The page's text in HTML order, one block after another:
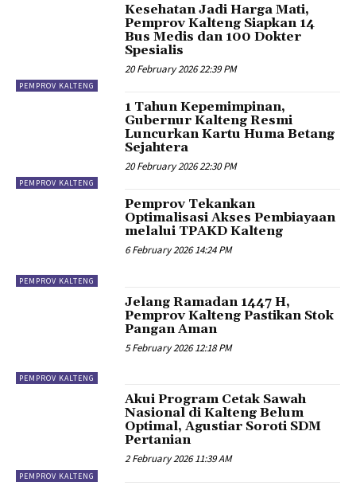
PEMPROV KALTENG
Kesehatan Jadi Harga Mati,
Pemprov Kalteng Siapkan 14
Bus Medis dan 100 Dokter
Spesialis
20 February 2026 22:39 PM
PEMPROV KALTENG
1 Tahun Kepemimpinan,
Gubernur Kalteng Resmi
Luncurkan Kartu Huma Betang
Sejahtera
20 February 2026 22:30 PM
PEMPROV KALTENG
Pemprov Tekankan
Optimalisasi Akses Pembiayaan
melalui TPAKD Kalteng
6 February 2026 14:24 PM
PEMPROV KALTENG
Jelang Ramadan 1447 H,
Pemprov Kalteng Pastikan Stok
Pangan Aman
5 February 2026 12:18 PM
PEMPROV KALTENG
Akui Program Cetak Sawah
Nasional di Kalteng Belum
Optimal, Agustiar Soroti SDM
Pertanian
2 February 2026 11:39 AM